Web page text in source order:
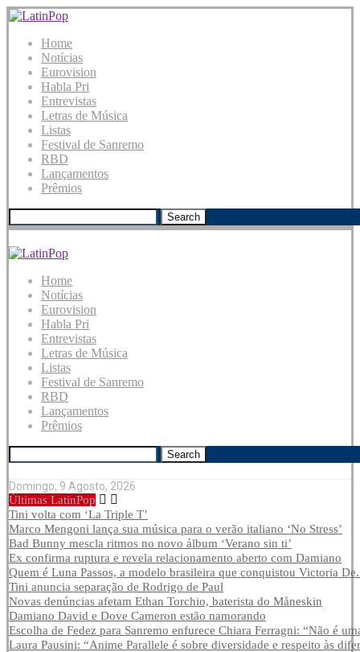
Home
Notícias
Eurovision
Habla Pri
Entrevistas
Letras de Música
Listas
Festival de Sanremo
RBD
Lançamentos
Prêmios
Search
Home
Notícias
Eurovision
Habla Pri
Entrevistas
Letras de Música
Listas
Festival de Sanremo
RBD
Lançamentos
Prêmios
Search
Domingo, 9 Agosto, 2026
Últimas LatinPop
Tini volta com ‘La Triple T’
Marco Mengoni lança sua música para o verão italiano ‘No Stress’
Bad Bunny mescla ritmos no novo álbum ‘Verano sin ti’
Ex confirma ruptura e revela relacionamento aberto com Damiano
Quem é Luna Passos, a modelo brasileira que conquistou Victoria
Tini anuncia separação de Rodrigo de Paul
Novas denúncias afetam Ethan Torchio, baterista do Måneskin
Damiano David e Dove Cameron estão namorando
Escolha de Fedez para Sanremo enfurece Chiara Ferragni: “Não é
Laura Pausini: “Anime Parallele é sobre diversidade e respeito às